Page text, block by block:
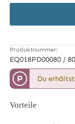
Produktnummer:
EQ018PD00080 /
P Du
Vorteile